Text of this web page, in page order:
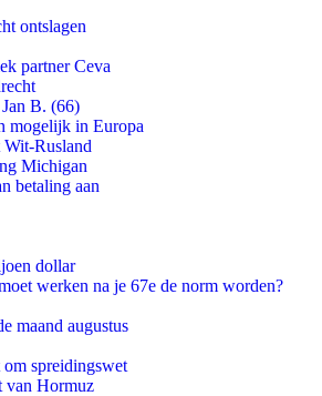
ontslagen
partner Ceva
B. (66)
mogelijk in Europa
Rusland
Michigan
betaling aan
dollar
werken na je 67e de norm worden?
maand augustus
om spreidingswet
van Hormuz